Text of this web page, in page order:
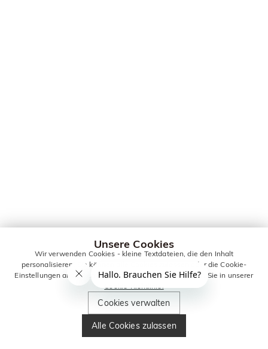
Unsere Cookies
Wir verwenden Cookies - kleine Textdateien, die den Inhalt
personalisieren. Sie können alle Cookies zulassen oder die Cookie-
Einstellungen anpassen. Weitere Informationen erhalten Sie in unserer
Cookie-Richtlinie.
Cookies verwalten
Alle Cookies zulassen